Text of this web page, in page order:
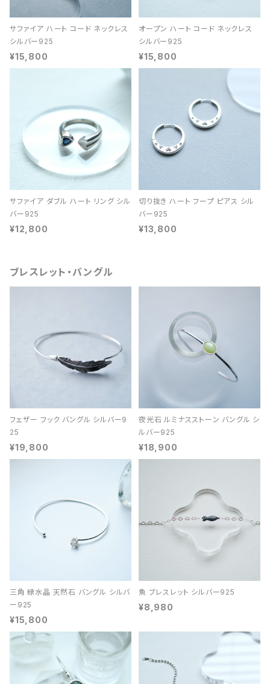
サファイア ハート コード ネックレス
シルバー925
¥15,800
オープン ハート コード ネックレス
シルバー925
¥15,800
サファイア ダブル ハート リング シル
バー925
¥12,800
切り抜き ハート フープ ピアス シル
バー925
¥13,800
ブレスレット・バングル
フェザー フック バングル シルバー9
25
¥19,800
夜光石 ルミナスストーン バングル シ
ルバー925
¥18,900
三角 緑水晶 天然石 バングル シルバ
ー925
¥15,800
魚 ブレスレット シルバー925
¥8,980